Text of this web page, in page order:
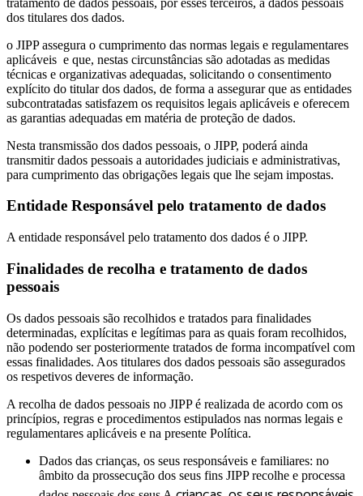
dos titulares dos dados.
o JIPP assegura o cumprimento das normas legais e regulamentares
aplicáveis e que, nestas circunstâncias são adotadas as medidas
técnicas e organizativas adequadas, solicitando o consentimento
explícito do titular dos dados, de forma a assegurar que as entidades
subcontratadas satisfazem os requisitos legais aplicáveis e oferecem
as garantias adequadas em matéria de proteção de dados.
Nesta transmissão dos dados pessoais, o JIPP, poderá ainda
transmitir dados pessoais a autoridades judiciais e administrativas,
para cumprimento das obrigações legais que lhe sejam impostas.
Entidade Responsável pelo tratamento de dados
A entidade responsável pelo tratamento dos dados é o JIPP.
Finalidades de recolha e tratamento de dados
pessoais
Os dados pessoais são recolhidos e tratados para finalidades
determinadas, explícitas e legítimas para as quais foram recolhidos,
não podendo ser posteriormente tratados de forma incompatível com
essas finalidades. Aos titulares dos dados pessoais são assegurados
os respetivos deveres de informação.
A recolha de dados pessoais no JIPP é realizada de acordo com os
princípios, regras e procedimentos estipulados nas normas legais e
regulamentares aplicáveis e na presente Política.
Dados das crianças, os seus responsáveis e familiares: no
âmbito da prossecução dos seus fins JIPP recolhe e processa